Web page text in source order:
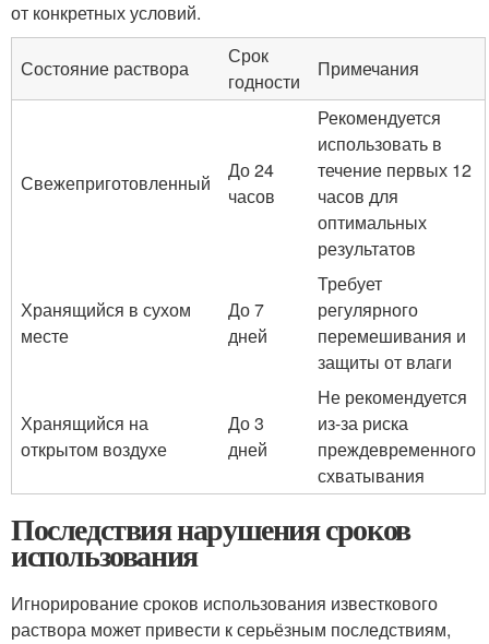
от конкретных условий.
Состояние раствора
Срок
годности
Примечания
Свежеприготовленный
До 24
часов
Рекомендуется
использовать в
течение первых 12
часов для
оптимальных
результатов
Хранящийся в сухом
месте
До 7
дней
Требует
регулярного
перемешивания и
защиты от влаги
Хранящийся на
открытом воздухе
До 3
дней
Не рекомендуется
из-за риска
преждевременного
схватывания
Последствия нарушения сроков
использования
Игнорирование сроков использования известкового
раствора может привести к серьёзным последствиям,